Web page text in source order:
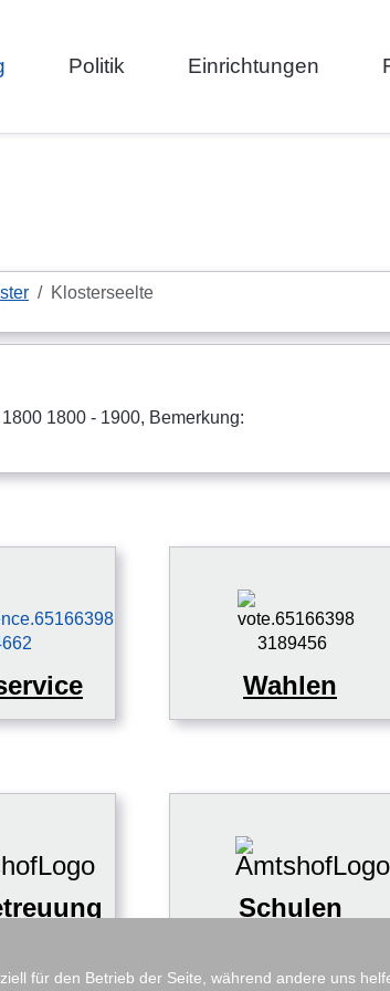
Politik Einrichtungen
Klosterseelte
1800 - 1900, Bemerkung:
Wahlen
Schulen
für den Betrieb der Seite, während andere uns